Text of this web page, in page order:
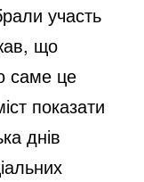
участь
що
саме це
показати
днів